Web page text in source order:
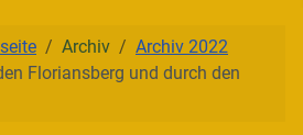
Archiv
Archiv 2022
Floriansberg und durch den